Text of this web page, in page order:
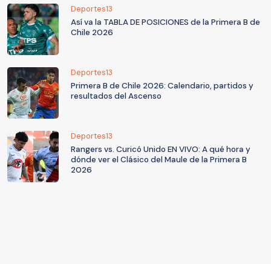
Deportes13
Así va la TABLA DE POSICIONES de la Primera B de
Chile 2026
Deportes13
Primera B de Chile 2026: Calendario, partidos y
resultados del Ascenso
Deportes13
Rangers vs. Curicó Unido EN VIVO: A qué hora y
dónde ver el Clásico del Maule de la Primera B
2026